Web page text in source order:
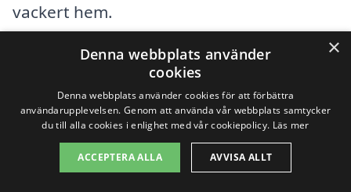
vackert hem.
Få 3 erbjudanden, gratis och utan
förpliktelser
×
Denna webbplats använder
cookies
Denna webbplats använder cookies för att förbättra
användarupplevelsen. Genom att använda vår webbplats samtycker
du till alla cookies i enlighet med vår cookiepolicy. Läs mer
ACCEPTERA ALLA AVVISA ALLT